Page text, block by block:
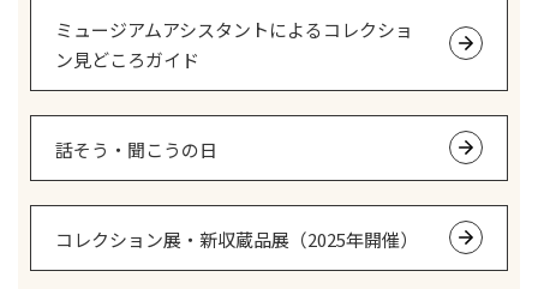
ミュージアムアシスタントによるコレクショ
ン見どころガイド
話そう・聞こうの日
コレクション展・新収蔵品展（2025年開催）